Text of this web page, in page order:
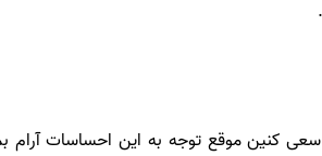
کنین موقع توجه به این احساسات